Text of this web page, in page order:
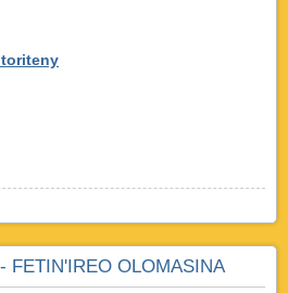
FETIN'IREO OLOMASINA